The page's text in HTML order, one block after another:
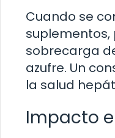
Cuando se
suplementos,
sobrecarga
azufre. Un
la salud
Impacto